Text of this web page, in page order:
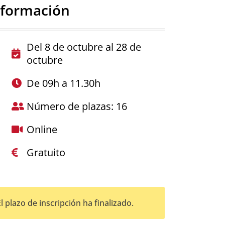
Del 8 de octubre al 28 de
octubre
De 09h a 11.30h
Número de plazas: 16
Online
Gratuito
plazo de inscripción ha finalizado.